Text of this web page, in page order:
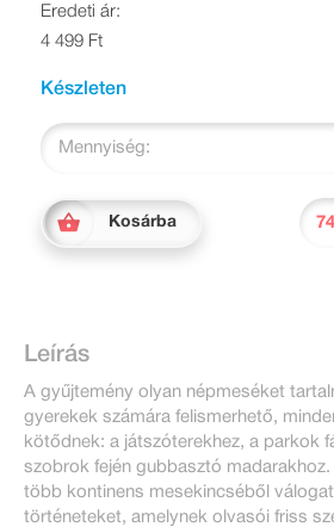
Eredeti ár:
4 499 Ft
Készleten
Mennyiség:
Kosárba
Leírás
A gyűjtemény olyan népmeséket
gyerekek számára felismerhető,
kötődnek: a játszóterekhez, a parkok
szobrok fején gubbasztó madarakhoz.
több kontinens mesekincséből
történeteket, amelynek olvasói friss